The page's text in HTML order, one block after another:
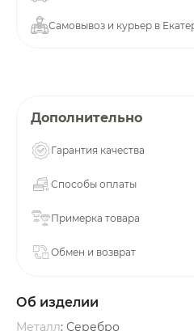
Самовывоз и курьер в
Дополнительно
Гарантия качества
Способы оплаты
Примерка товара
Обмен и возврат
Об изделии
Металл: Серебро
об оплате Плайтом
недели
8 800